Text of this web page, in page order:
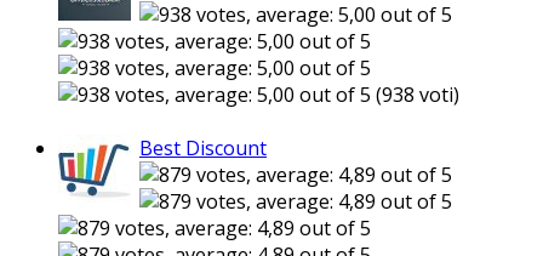
(938 voti)
Best Discount